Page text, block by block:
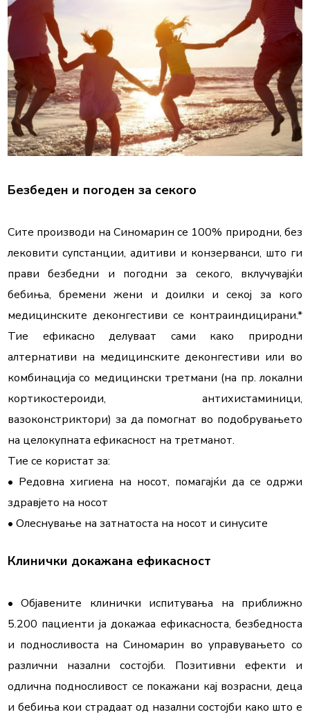
Безбеден и погоден за секого
Сите производи на Синомарин се 100% природни, без
лековити супстанции, адитиви и конзерванси, што ги
прави безбедни и погодни за секого, вклучувајќи
бебиња, бремени жени и доилки и секој за кого
медицинските деконгестиви се контраиндицирани.*
Тие ефикасно делуваат сами како природни
алтернативи на медицинските деконгестиви или во
комбинација со медицински третмани (на пр. локални
кортикостероиди, антихистаминици,
вазоконстриктори) за да помогнат во подобрувањето
на целокупната ефикасност на третманот.
Тие се користат за:
• Редовна хигиена на носот, помагајќи да се одржи
здравјето на носот
• Олеснување на затнатоста на носот и синусите
Клинички докажана ефикасност
• Објавените клинички испитувања на приближно
5.200 пациенти ја докажаа ефикасноста, безбедноста
и подносливоста на Синомарин во управувањето со
различни назални состојби. Позитивни ефекти и
одлична подносливост се покажани кај возрасни, деца
и бебиња кои страдаат од назални состојби како што е